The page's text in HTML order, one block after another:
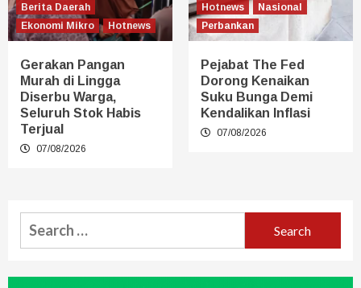
Berita Daerah
Ekonomi Mikro
Hotnews
Gerakan Pangan
Murah di Lingga
Diserbu Warga,
Seluruh Stok Habis
Terjual
07/08/2026
Hotnews
Nasional
Perbankan
Pejabat The Fed
Dorong Kenaikan
Suku Bunga Demi
Kendalikan Inflasi
07/08/2026